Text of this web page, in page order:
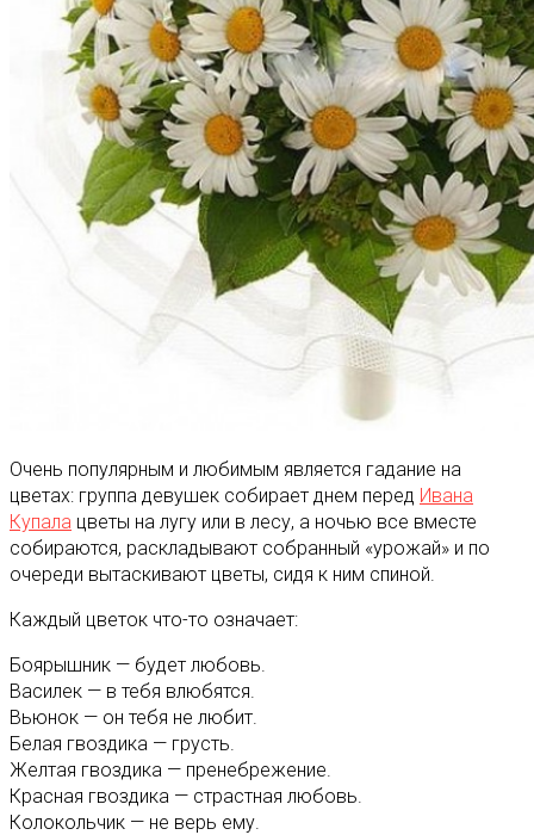
Очень популярным и любимым является гадание на
цветах: группа девушек собирает днем перед Ивана
Купала цветы на лугу или в лесу, а ночью все вместе
собираются, раскладывают собранный «урожай» и по
очереди вытаскивают цветы, сидя к ним спиной.
Каждый цветок что-то означает:
Боярышник — будет любовь.
Василек — в тебя влюбятся.
Вьюнок — он тебя не любит.
Белая гвоздика — грусть.
Желтая гвоздика — пренебрежение.
Красная гвоздика — страстная любовь.
Колокольчик — не верь ему.